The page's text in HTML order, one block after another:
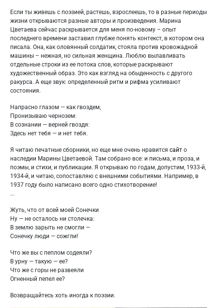
Если ты живешь с поэзией, растешь, взрослеешь, то в разные периоды
жизни открываются разные авторы и произведения. Марина
Цветаева сейчас раскрывается для меня по-новому – опыт
последнего времени заставил глубже понять контекст, в котором она
писала. Она, как оловянный солдатик, стояла против кровожадной
машины – нежная, но сильная женщина. Люблю вылавливать
отдельные строки из ее потока слов, которые раскрывают
художественный образ. Это как взгляд на обыденность с другого
ракурса. А еще звук: определенный ритм и рифма усиливают
состояния.
Напрасно глазом — как гвоздем,
Пронизываю чернозем:
В сознании — верней гвоздя:
Здесь нет тебя — и нет тебя.
Я читаю печатные сборники, но еще мне очень нравится сайт о
наследии Марины Цветаевой. Там собрано все: и письма, и проза, и
поэмы, и стихи, и публикации. Я открываю по годам, допустим, 1933-й,
1934-й, и читаю, сопоставляю с внешними событиями. Например, в
1937 году было написано всего одно стихотворение!
...
Жуть, что от всей моей Сонечки
Ну — не осталось ни столечка:
В землю зарыть не смогли —
Сонечку люди — сожгли!
Что же вы с пеплом содеяли?
В урну — такую — ее?
Что же с горы не развеяли
Огненный пепел ее?
Возвращайтесь хоть иногда к поэзии.